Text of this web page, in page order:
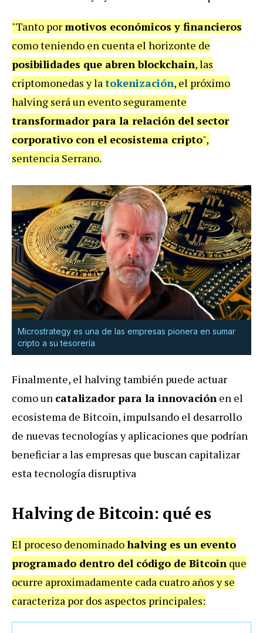
"Tanto pormotivos económicos y financieros
como teniendo en cuenta el horizonte de
posibilidades que abren blockchain, las
criptomonedas y latokenización, el próximo
halving será un evento seguramente
transformador para la relación del sector
corporativo con el ecosistema cripto",
sentencia Serrano.
Microstrategy es una de las empresas pionera en sumar
cripto a su tesorería
Finalmente, el halving también puede actuar
como un catalizador para la innovación en el
ecosistema de Bitcoin, impulsando el desarrollo
de nuevas tecnologías y aplicaciones que podrían
beneficiar a las empresas que buscan capitalizar
esta tecnología disruptiva
Halving de Bitcoin: qué es
El proceso denominadohalving es un evento
programado dentro del código de Bitcoin que
ocurre aproximadamente cada cuatro años y se
caracteriza por dos aspectos principales: